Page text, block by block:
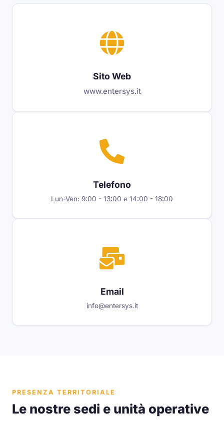
Sito Web
www.entersys.it
Telefono
Lun-Ven: 9:00 - 13:00 e 14:00 - 18:00
Email
info@entersys.it
PRESENZA TERRITORIALE
Le nostre sedi e unità operative